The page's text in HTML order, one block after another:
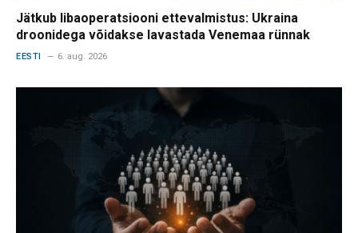
Jätkub libaoperatsiooni ettevalmistus: Ukraina
droonidega võidakse lavastada Venemaa rünnak
EESTI 6. aug. 2026